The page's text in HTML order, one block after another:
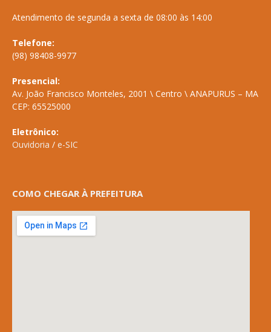
Atendimento de segunda a sexta de 08:00 às 14:00
Telefone:
(98) 98408-9977
Presencial:
Av. João Francisco Monteles, 2001 \ Centro \ ANAPURUS – MA
CEP: 65525000
Eletrônico:
Ouvidoria / e-SIC
COMO CHEGAR À PREFEITURA